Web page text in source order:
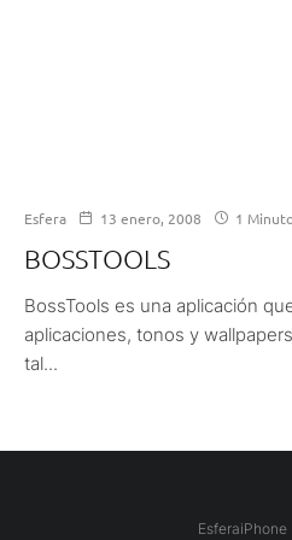
Esfera 13 enero, 2008 1
BOSSTOOLS
BossTools es una aplicación
aplicaciones, tonos y
tal...